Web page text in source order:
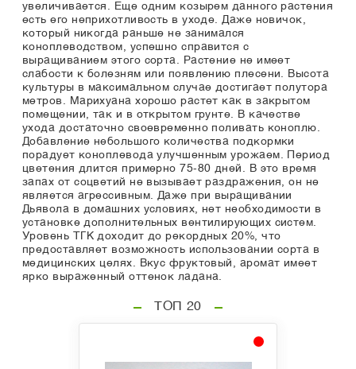
увеличивается. Еще одним козырем данного растения
есть его неприхотливость в уходе. Даже новичок,
который никогда раньше не занимался
коноплеводством, успешно справится с
выращиванием этого сорта. Растение не имеет
слабости к болезням или появлению плесени. Высота
культуры в максимальном случае достигает полутора
метров. Марихуана хорошо растет как в закрытом
помещении, так и в открытом грунте. В качестве
ухода достаточно своевременно поливать коноплю.
Добавление небольшого количества подкормки
порадует коноплевода улучшенным урожаем. Период
цветения длится примерно 75-80 дней. В это время
запах от соцветий не вызывает раздражения, он не
является агрессивным. Даже при выращивании
Дьявола в домашних условиях, нет необходимости в
установке дополнительных вентилирующих систем.
Уровень ТГК доходит до рекордных 20%, что
предоставляет возможность использовании сорта в
медицинских целях. Вкус фруктовый, аромат имеет
ярко выраженный оттенок ладана.
ТОП 20